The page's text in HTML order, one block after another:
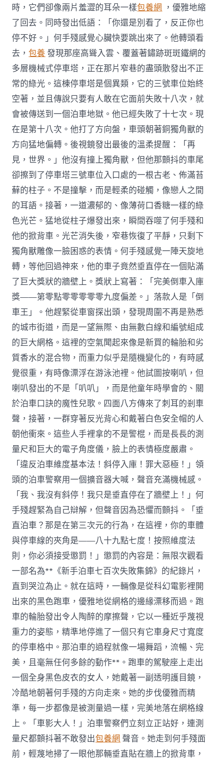
時，它們卻像兩片羞澀的耳朵一樣包養網 ，優雅地縮
了回去。同時發出低語：「你還是別看了，反正你也
停不好。」何手殘感覺心臟快要跳出來了。他轉頭看
去，包養 發現那座高聳入雲、覆蓋著鏽跡斑斑鐵網的
多層機械式停車塔，正在那片窄巷的盡頭散發出不正
常的綠光。這棟停車塔是個異類，它的三號車位始終
空著，並且傳說只要有人敢在它面前失敗十八次，就
會被傳送到一個泊車地獄。他已經失敗了十七次。現
在是第十八次。他打了方向盤，車頭朝著銅獨角獸的
方向猛地偏轉。後視鏡發出最後的溫柔提醒：「再
見，世界。」他沒有撞上獨角獸，但他那顫抖的車尾
卻擦到了停車塔三號車位入口處的一根古老、佈滿苔
蘚的柱子。不是撞擊，而是輕柔的碰觸，像戀人之間
的耳語。接著，一道濃郁的、像薄荷口香糖一樣的綠
色光芒。猛地從柱子爆發出來，瞬間吞噬了何手殘和
他的掀背車。光芒消失後，窄巷恢復了平靜，只剩下
獨角獸雕像一臉困惑的表情。何手殘感覺一陣天旋地
轉，等他回過神來，他的車子竟然垂直停在一個貼滿
了巨大獎狀的牆壁上。獎狀上寫著：「完美倒車入庫
獎——第零點零零零零零九度偏差。」落款人是「倒
車王」。他趕緊從車窗探出頭，發現周圍不再是熟悉
的城市街道，而是一望無際、由無數白線和編號組成
的巨大網格。這裡的空氣聞起來像是新買的輪胎和劣
質香水的混合物，而重力似乎是隨機變化的，有時感
覺很重，有時像漂浮在游泳池裡。他試圖按喇叭，但
喇叭發出的不是「叭叭」，而是他童年時學會的、關
於泊車口訣的魔性兒歌。四面八方傳來了刺耳的剎車
聲，接著，一群穿著反光背心和戴著白色安全帽的人
朝他衝來。這些人手裡拿的不是警棍，而是長長的測
量尺和巨大的電子角度儀，臉上的表情極度嚴肅。
「違反泊車維度基本法！斜停入庫！罪大惡極！」領
頭的泊車警察用一個擴音器大喊，聲音充滿機械感。
「我、我沒有斜停！我只是垂直停在了牆壁上！」何
手殘趕緊為自己辯解，但聲音因為恐懼而顫抖。「垂
直泊車？那是在第三次元的行為，在這裡，你的車體
與停車線的夾角是——八十九點七度！按照維度法
則，你必須接受懲罰！」懲罰的內容是：無限次觀看
一部名為**《新手泊車七百次失敗集錦》的紀錄片，
直到哭泣為止。就在這時，一輛像是從科幻電影裡開
出來的黑色跑車，優雅地從網格的邊緣漂移而過。跑
車的輪胎發出令人陶醉的摩擦聲，它以一種近乎蔑視
重力的姿態，精準地停進了一個只有它車身尺寸寬度
的停車格中。那泊車的過程就像一場舞蹈，流暢、完
美，且毫無任何多餘的動作**。跑車的駕駛座上走出
一個全身黑色皮衣的女人，她戴著一副透明護目鏡，
冷酷地朝著何手殘的方向走來。她的步伐優雅而精
準，每一步都像是被測量過一樣，完美地落在網格線
上。「車影大人！」泊車警察們立刻立正站好，連測
量尺都顫抖著不敢發出包養網 聲音。她走到何手殘面
前，輕蔑地掃了一眼他那輛垂直貼在牆上的掀背車，